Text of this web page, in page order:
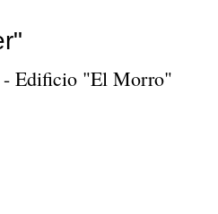
- Edificio "El Morro"